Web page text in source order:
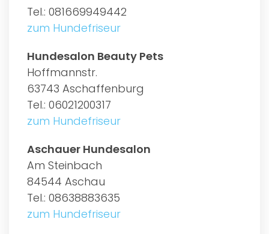
Tel.: 081669949442
zum Hundefriseur
Hundesalon Beauty Pets
Hoffmannstr.
63743 Aschaffenburg
Tel.: 06021200317
zum Hundefriseur
Aschauer Hundesalon
Am Steinbach
84544 Aschau
Tel.: 08638883635
zum Hundefriseur